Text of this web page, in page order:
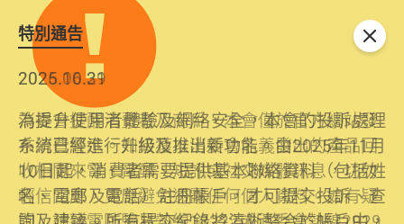
特別通告
2026.06.29
消委會提醒消費者及商戶，本會僅於官方網站發
布消費警示。如接獲以消委會名義發出的產品回
收相關來電、電郵、短訊或社交媒體訊息，切勿
輕信回應，更應避免透露任何個人資料。如有疑
2025.10.31
為提升使用者體驗及網絡安全，本會的投訴處理
系統已經進行升級及推出新功能。由2025年11月
10日起，消費者需要提供基本聯絡資料（包括姓
名、電郵及電話）註冊帳戶，才可提交投訴、查
關閉